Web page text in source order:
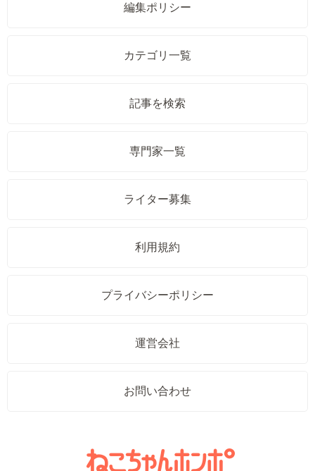
編集ポリシー
カテゴリ一覧
記事を検索
専門家一覧
ライター募集
利用規約
プライバシーポリシー
運営会社
お問い合わせ